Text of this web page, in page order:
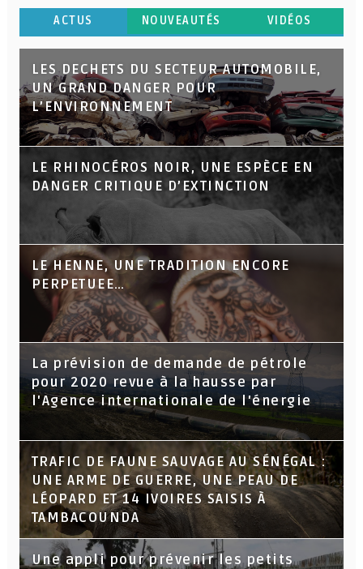
ACTUS NOUVEAUTÉS VIDÉOS
LES DECHETS DU SECTEUR AUTOMOBILE,
UN GRAND DANGER POUR
L’ENVIRONNEMENT
LE RHINOCÉROS NOIR, UNE ESPÈCE EN
DANGER CRITIQUE D’EXTINCTION
LE HENNE, UNE TRADITION ENCORE
PERPETUEE…
La prévision de demande de pétrole
pour 2020 revue à la hausse par
l'Agence internationale de l'énergie
TRAFIC DE FAUNE SAUVAGE AU SÉNÉGAL :
UNE ARME DE GUERRE, UNE PEAU DE
LÉOPARD ET 14 IVOIRES SAISIS À
TAMBACOUNDA
Une appli pour prévenir les petits